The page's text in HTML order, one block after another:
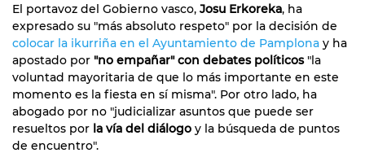
El portavoz del Gobierno vasco, Josu Erkoreka, ha
expresado su "más absoluto respeto" por la decisión de
colocar la ikurriña en el Ayuntamiento de Pamplona y ha
apostado por "no empañar" con debates políticos"la
voluntad mayoritaria de que lo más importante en este
momento es la fiesta en sí misma". Por otro lado, ha
abogado por no "judicializar asuntos que puede ser
resueltos por la vía del diálogo y la búsqueda de puntos
de encuentro".